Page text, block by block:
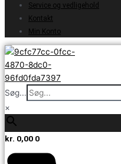
Service og vedligehold
Kontakt
Min Konto
Søg...
×
kr. 0,00 0